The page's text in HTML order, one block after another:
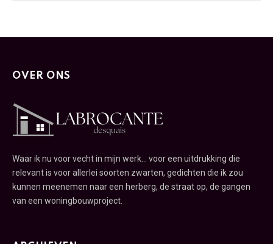
OVER ONS
Waar ik nu voor vecht in mijn werk... voor een uitdrukking die
relevant is voor allerlei soorten zwarten, gedichten die ik zou
kunnen meenemen naar een herberg, de straat op, de gangen
van een woningbouwproject.